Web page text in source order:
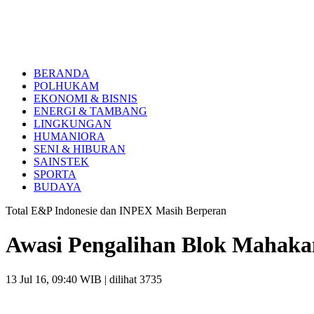
BERANDA
POLHUKAM
EKONOMI & BISNIS
ENERGI & TAMBANG
LINGKUNGAN
HUMANIORA
SENI & HIBURAN
SAINSTEK
SPORTA
BUDAYA
Total E&P Indonesie dan INPEX Masih Berperan
Awasi Pengalihan Blok
13 Jul 16, 09:40 WIB | dilihat 3735